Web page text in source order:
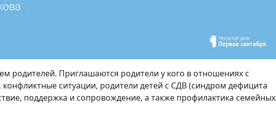
родителей. Приглашаются родители у кого в отношениях с
ситуации, родители детей с СДВ (синдром дефицита
поддержка и сопровождение, а также профилактика семейных